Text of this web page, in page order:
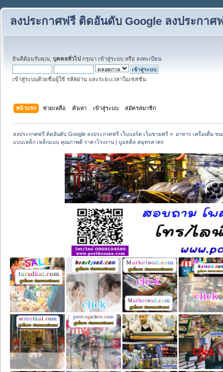
ลงประกาศฟรี ติดอันดับ Google ลงประกาศ
ยินดีต้อนรับคุณ, บุคคลทั่วไป กรุณา เข้าสู่ระบบ หรือ ลงทะเบียน
เข้าสู่ระบบด้วยชื่อผู้ใช้ รหัสผ่าน และระยะเวลาในเซสชั่น
หน้าแรก ช่วยเหลือ ค้นหา เข้าสู่ระบบ สมัครสมาชิก
ลงประกาศฟรี ติดอันดับ Google ลงประกาศฟรี เว็บบอร์ด เว็บขายฟรี » อาหาร เครื่องดื่ม ข
แบบเหล็ก เหล็กแบบ คุณภาพดี ราคาโรงงาน | บูมสตีล สมุทรสาคร